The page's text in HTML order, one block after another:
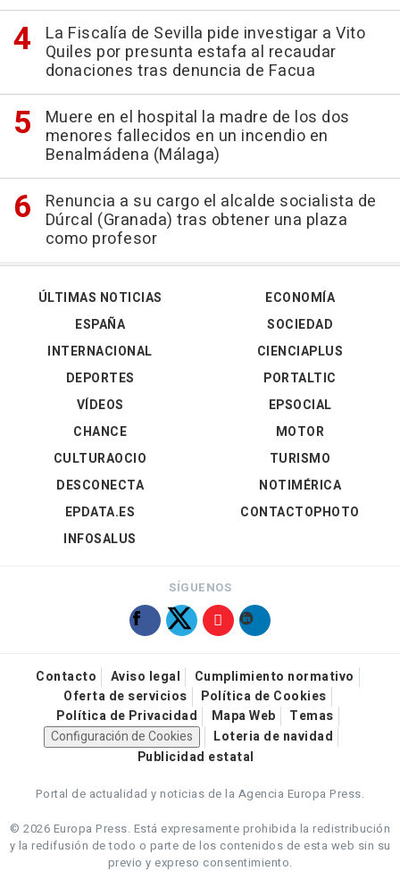
La Fiscalía de Sevilla pide investigar a Vito
Quiles por presunta estafa al recaudar
donaciones tras denuncia de Facua
Muere en el hospital la madre de los dos
menores fallecidos en un incendio en
Benalmádena (Málaga)
Renuncia a su cargo el alcalde socialista de
Dúrcal (Granada) tras obtener una plaza
como profesor
ÚLTIMAS NOTICIAS
ESPAÑA
INTERNACIONAL
DEPORTES
VÍDEOS
ECONOMÍA
SOCIEDAD
CIENCIAPLUS
PORTALTIC
EPSOCIAL
CHANCE
CULTURAOCIO
DESCONECTA
EPDATA.ES
INFOSALUS
MOTOR
TURISMO
NOTIMÉRICA
CONTACTOPHOTO
SÍGUENOS
Contacto Aviso legal
Cumplimiento normativo
Oferta de servicios
Política de Cookies
Política de Privacidad
Mapa Web
Temas
Configuración de Cookies
Loteria de navidad
Publicidad estatal
Portal de actualidad y noticias de la Agencia Europa Press.
© 2026 Europa Press. Está expresamente prohibida la redistribución
y la redifusión de todo o parte de los contenidos de esta web sin su
previo y expreso consentimiento.